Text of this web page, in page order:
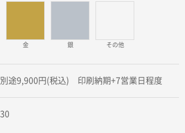
金 銀 その他
別途9,900円(税込) 印刷納期+7営業日程度
30